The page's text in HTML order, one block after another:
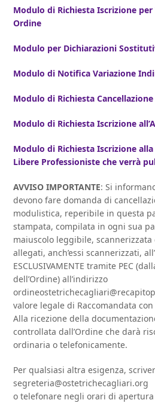
Modulo di Richiesta Iscrizione
Ordine
Modulo per Dichiarazioni
Modulo di Notifica Variazione
Modulo di Richiesta Cancellazione
Modulo di Richiesta Iscrizione
Modulo di Richiesta Iscrizione
Libere Professioniste che verrà
AVVISO IMPORTANTE: Si
devono fare domanda di
modulistica, reperibile in questa
stampata, compilata in ogni sua
maiuscolo leggibile,
allegati, anch’essi scannerizzati,
ESCLUSIVAMENTE tramite PEC
dell’Ordine) all’indirizzo
valore legale di Raccomandata
Alla ricezione della
controllata dall’Ordine che darà
ordinaria o telefonicamente.
Per qualsiasi altra esigenza,
segreteria@ostetrichecagliari.org
o telefonare negli orari di apertura